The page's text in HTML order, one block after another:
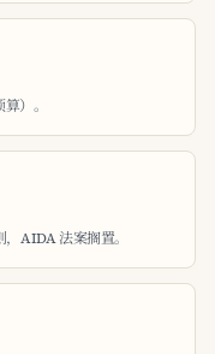
）。
AIDA 法案搁置。